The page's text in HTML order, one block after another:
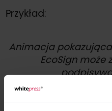
Przykład:
Animacja
EcoSign może